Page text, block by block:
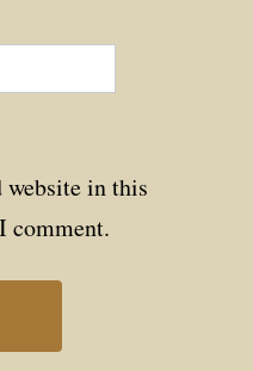
website in this
comment.